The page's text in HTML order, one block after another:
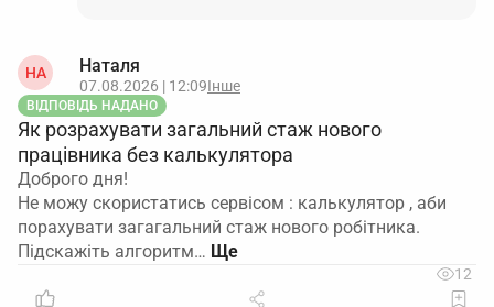
НА Наталя
07.08.2026 | 12:09Інше
ВІДПОВІДЬ НАДАНО
Як розрахувати загальний стаж нового
працівника без калькулятора
Доброго дня!
Не можу скористатись сервісом : калькулятор , аби
порахувати загагальний стаж нового робітника.
Підскажіть алгоритм…
12